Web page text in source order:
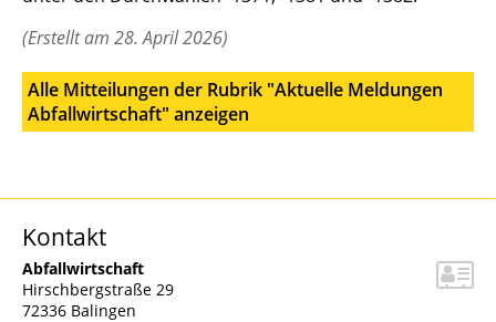
Kontakt
Abfallwirtschaft
Hirschbergstraße 29
72336 Balingen
(Erstellt am 28. April 2026)
Alle Mitteilungen der Rubrik "Aktuelle Meldungen
Abfallwirtschaft" anzeigen